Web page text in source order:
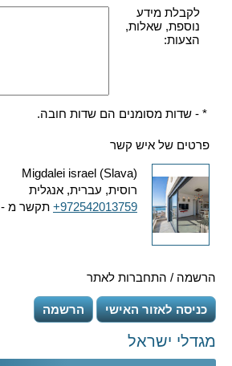
לקבלת מידע
נוספת, שאלות,
הצעות:
* - שדות מסומנים הם שדות חובה.
פרטים של איש קשר
Migdalei israel (Slava)
רוסית, עברית, אנגלית
+972542013759 תקשר מ - 09:00 ועד - 21:00
הרשמה / התחברות לאתר
כניסה לאזור האישי הרשמה
מגדלי ישראל